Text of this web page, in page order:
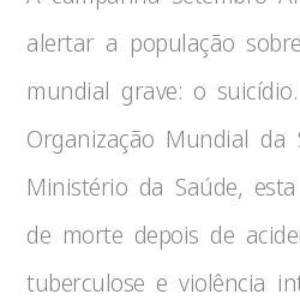
alertar a população
mundial grave: o
Organização Mundial da
Ministério da Saúde,
de morte depois de
tuberculose e violência